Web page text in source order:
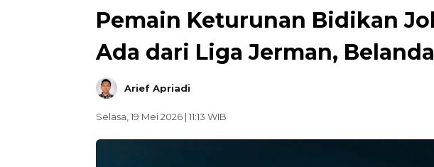
Pemain Keturunan Bidikan
Ada dari Liga Jerman,
Arief Apriadi
Selasa, 19 Mei 2026 | 11:13 WIB